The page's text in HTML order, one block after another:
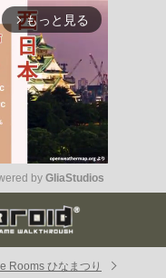
arrow_forward_ios もっと見る
Mute
by GliaStudios
Rooms ひなまつり